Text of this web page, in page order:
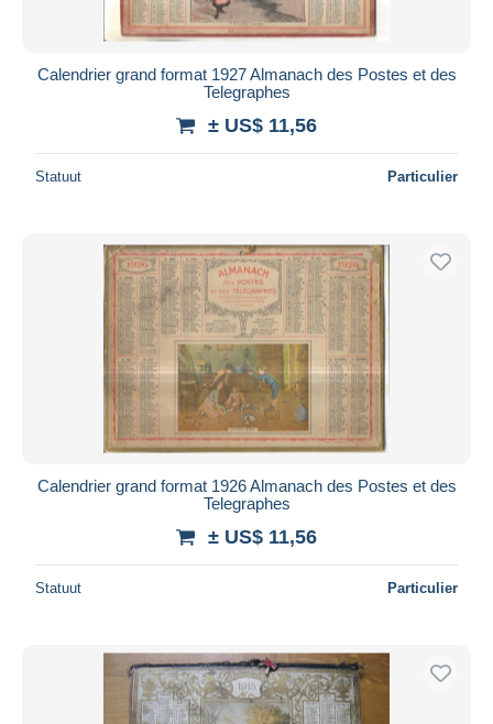
Calendrier grand format 1927 Almanach des Postes et des
Telegraphes
± US$ 11,56
Statuut Particulier
Calendrier grand format 1926 Almanach des Postes et des
Telegraphes
± US$ 11,56
Statuut Particulier